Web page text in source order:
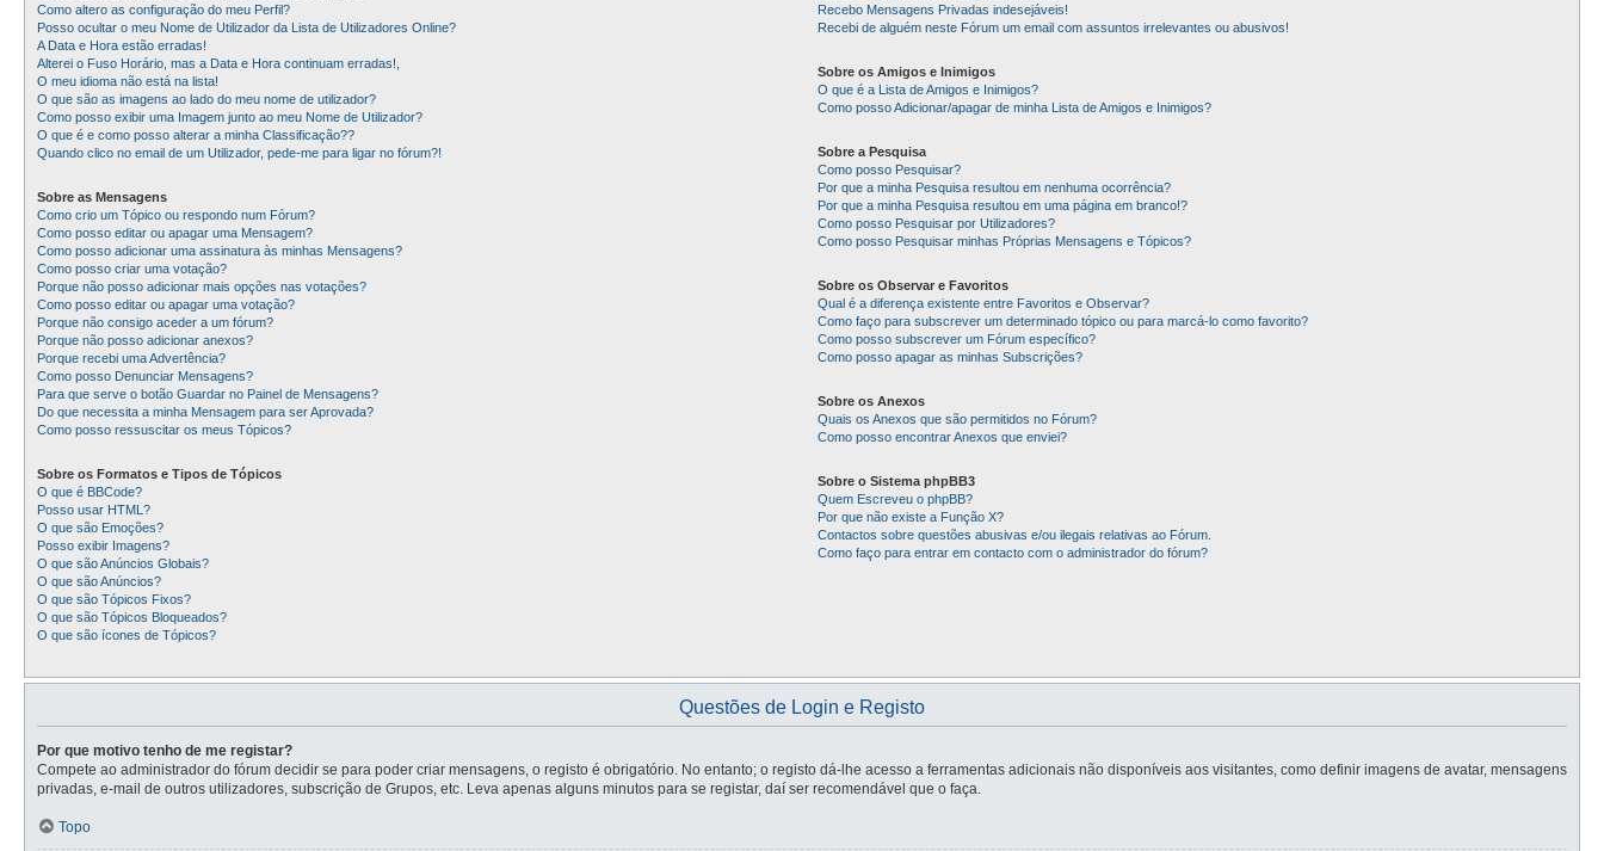
Como altero as configuração do meu Perfil?
Posso ocultar o meu Nome de Utilizador da Lista de Utilizadores Online?
A Data e Hora estão erradas!
Alterei o Fuso Horário, mas a Data e Hora continuam erradas!,
O meu idioma não está na lista!
O que são as imagens ao lado do meu nome de utilizador?
Como posso exibir uma Imagem junto ao meu Nome de Utilizador?
O que é e como posso alterar a minha Classificação??
Quando clico no email de um Utilizador, pede-me para ligar no fórum?!
Sobre as Mensagens
Como crio um Tópico ou respondo num Fórum?
Como posso editar ou apagar uma Mensagem?
Como posso adicionar uma assinatura às minhas Mensagens?
Como posso criar uma votação?
Porque não posso adicionar mais opções nas votações?
Como posso editar ou apagar uma votação?
Porque não consigo aceder a um fórum?
Porque não posso adicionar anexos?
Porque recebi uma Advertência?
Como posso Denunciar Mensagens?
Para que serve o botão Guardar no Painel de Mensagens?
Do que necessita a minha Mensagem para ser Aprovada?
Como posso ressuscitar os meus Tópicos?
Sobre os Formatos e Tipos de Tópicos
O que é BBCode?
Posso usar HTML?
O que são Emoções?
Posso exibir Imagens?
O que são Anúncios Globais?
O que são Anúncios?
O que são Tópicos Fixos?
O que são Tópicos Bloqueados?
O que são ícones de Tópicos?
Recebo Mensagens Privadas indesejáveis!
Recebi de alguém neste Fórum um email com assuntos irrelevantes ou abusivos!
Sobre os Amigos e Inimigos
O que é a Lista de Amigos e Inimigos?
Como posso Adicionar/apagar de minha Lista de Amigos e Inimigos?
Sobre a Pesquisa
Como posso Pesquisar?
Por que a minha Pesquisa resultou em nenhuma ocorrência?
Por que a minha Pesquisa resultou em uma página em branco!?
Como posso Pesquisar por Utilizadores?
Como posso Pesquisar minhas Próprias Mensagens e Tópicos?
Sobre os Observar e Favoritos
Qual é a diferença existente entre Favoritos e Observar?
Como faço para subscrever um determinado tópico ou para marcá-lo como favorito?
Como posso subscrever um Fórum específico?
Como posso apagar as minhas Subscrições?
Sobre os Anexos
Quais os Anexos que são permitidos no Fórum?
Como posso encontrar Anexos que enviei?
Sobre o Sistema phpBB3
Quem Escreveu o phpBB?
Por que não existe a Função X?
Contactos sobre questões abusivas e/ou ilegais relativas ao Fórum.
Como faço para entrar em contacto com o administrador do fórum?
Questões de Login e Registo
Por que motivo tenho de me registar?
Compete ao administrador do fórum decidir se para poder criar mensagens, o registo é obrigatório. No entanto; o registo dá-lhe acesso a ferramentas adicionais não disponíveis aos visitantes, como definir imagens de avatar, mensagens
privadas, e-mail de outros utilizadores, subscrição de Grupos, etc. Leva apenas alguns minutos para se registar, daí ser recomendável que o faça.
Topo